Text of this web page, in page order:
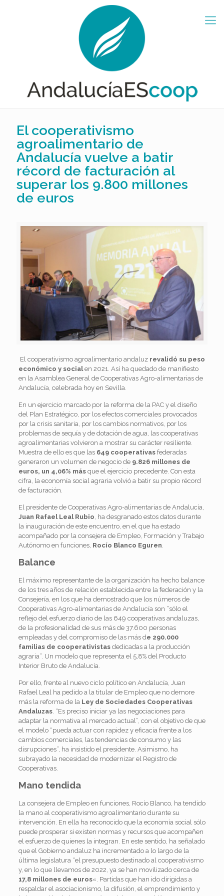
El cooperativismo
agroalimentario de
Andalucía vuelve a batir
récord de facturación al
superar los 9.800 millones
de euros
El cooperativismo agroalimentario andaluz revalidó su peso
económico y socialen 2021. Así ha quedado de manifiesto
en la Asamblea General de Cooperativas Agro-alimentarias de
Andalucía, celebrada hoy en Sevilla.
En un ejercicio marcado por la reforma de la PAC y el diseño
del Plan Estratégico, por los efectos comerciales provocados
por la crisis sanitaria, por los cambios normativos, por los
problemas de sequía y de dotación de agua, las cooperativas
agroalimentarias volvieron a mostrar su carácter resiliente.
Muestra de ello es que las 649 cooperativasfederadas
generaron un volumen de negocio de9.826 millones de
euros, un 4,06% másque el ejercicio precedente. Con esta
cifra, la economía social agraria volvió a batir su propio récord
de facturación.
El presidente de Cooperativas Agro-alimentarias de Andalucía,
Juan Rafael Leal Rubio , ha desgranado estos datos durante
la inauguración de este encuentro, en el que ha estado
acompañado por la consejera de Empleo, Formación y Trabajo
Autónomo en funciones, Rocío Blanco Eguren
Balance
El máximo representante de la organización ha hecho balance
de los tres años de relación establecida entre la federación y la
Consejería, en los que ha demostrado que los números de
Cooperativas Agro-alimentarias de Andalucía son “sólo el
reflejo del esfuerzo diario de las 649 cooperativas andaluzas,
de la profesionalidad de sus más de 37.600 personas
empleadas y del compromiso de las más de 290.000
familias de cooperativistasdedicadas a la producción
agraria”. Un modelo que representa el 5,8% del Producto
Interior Bruto de Andalucía.
Por ello, frente al nuevo ciclo político en Andalucía, Juan
Rafael Leal ha pedido a la titular de Empleo que no demore
más la reforma de la Ley de Sociedades Cooperativas
Andaluzas. “Es preciso iniciar ya las negociaciones para
adaptar la normativa al mercado actual”, con el objetivo de que
el modelo “pueda actuar con rapidez y eficacia frente a los
cambios comerciales, las tendencias de consumo y las
disrupciones”, ha insistido el presidente. Asimismo, ha
subrayado la necesidad de modernizar el Registro de
Cooperativas.
Mano tendida
La consejera de Empleo en funciones, Rocío Blanco, ha tendido
la mano al cooperativismo agroalimentario durante su
intervención. En ella ha reconocido que la economía social sólo
puede prosperar si existen normas y recursos que acompañen
el esfuerzo de quienes la integran. En este sentido, ha señalado
que el Gobierno andaluz ha incrementado a lo largo de la
última legislatura “el presupuesto destinado al cooperativismo
y, en lo que llevamos de 2022, ya se han movilizado cerca de
17,8 millones de euros«. Partidas que han ido dirigidas a
respaldar el asociacionismo, la difusión, el emprendimiento y